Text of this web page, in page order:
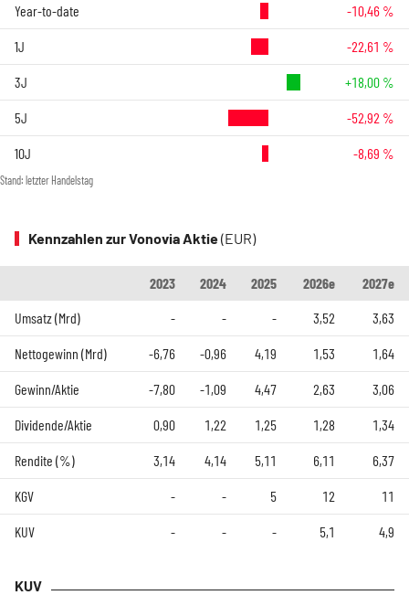
Year-to-date -10,46 %
1J -22,61 %
3J +18,00 %
5J -52,92 %
10J -8,69 %
Stand: letzter Handelstag
Kennzahlen zur Vonovia Aktie(EUR)
2023 2024 2025 2026e
2027e
Umsatz (Mrd)
- - - 3,52 3,63
Nettogewinn (Mrd) -6,76 -0,96 4,19 1,53 1,64
Gewinn/Aktie -7,80 -1,09 4,47 2,63 3,06
Dividende/Aktie 0,90 1,22 1,25 1,28 1,34
Rendite (%) 3,14 4,14 5,11 6,11 6,37
KGV - - 5 12 11
KUV - - - 5,1 4,9
KUV